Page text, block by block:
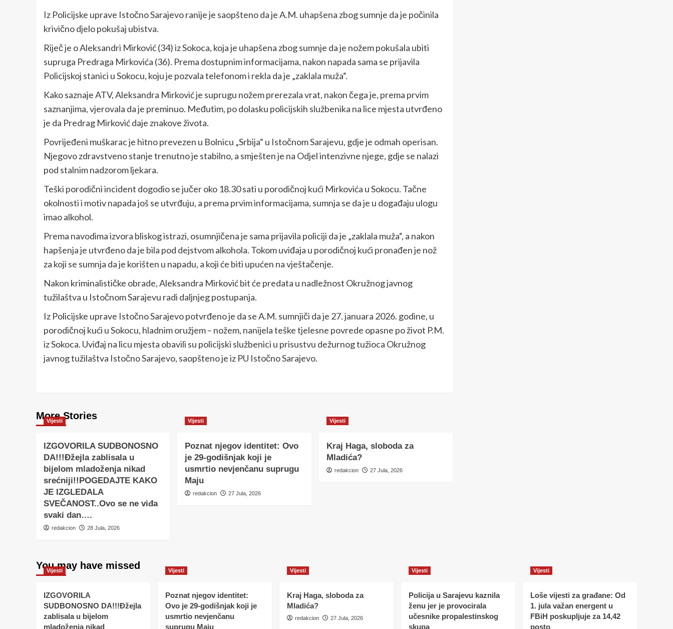
Iz Policijske uprave Istočno Sarajevo ranije je saopšteno da je A.M. uhapšena zbog sumnje da je počinila
krivično djelo pokušaj ubistva.
Riječ je o Aleksandri Mirković (34) iz Sokoca, koja je uhapšena zbog sumnje da je nožem pokušala ubiti
supruga Predraga Mirkovića (36). Prema dostupnim informacijama, nakon napada sama se prijavila
Policijskoj stanici u Sokocu, koju je pozvala telefonom i rekla da je „zaklala muža“.
Kako saznaje ATV, Aleksandra Mirković je suprugu nožem prerezala vrat, nakon čega je, prema prvim
saznanjima, vjerovala da je preminuo. Međutim, po dolasku policijskih službenika na lice mjesta utvrđeno
je da Predrag Mirković daje znakove života.
Povrijeđeni muškarac je hitno prevezen u Bolnicu „Srbija“ u Istočnom Sarajevu, gdje je odmah operisan.
Njegovo zdravstveno stanje trenutno je stabilno, a smješten je na Odjel intenzivne njege, gdje se nalazi
pod stalnim nadzorom ljekara.
Teški porodični incident dogodio se jučer oko 18.30 sati u porodičnoj kući Mirkovića u Sokocu. Tačne
okolnosti i motiv napada još se utvrđuju, a prema prvim informacijama, sumnja se da je u događaju ulogu
imao alkohol.
Prema navodima izvora bliskog istrazi, osumnjičena je sama prijavila policiji da je „zaklala muža“, a nakon
hapšenja je utvrđeno da je bila pod dejstvom alkohola. Tokom uviđaja u porodičnoj kući pronađen je nož
za koji se sumnja da je korišten u napadu, a koji će biti upućen na vještačenje.
Nakon kriminalističke obrade, Aleksandra Mirković bit će predata u nadležnost Okružnog javnog
tužilaštva u Istočnom Sarajevu radi daljnjeg postupanja.
Iz Policijske uprave Istočno Sarajevo potvrđeno je da se A.M. sumnjiči da je 27. januara 2026. godine, u
porodičnoj kući u Sokocu, hladnim oružjem – nožem, nanijela teške tjelesne povrede opasne po život P.M.
iz Sokoca. Uviđaj na licu mjesta obavili su policijski službenici u prisustvu dežurnog tužioca Okružnog
javnog tužilaštva Istočno Sarajevo, saopšteno je iz PU Istočno Sarajevo.
More Stories
Vijesti
IZGOVORILA SUDBONOSNO
DA!!!Đžejla zablisala u
bijelom mladoženja nikad
srećniji!!POGEDAJTE KAKO
JE IZGLEDALA
SVEČANOST..Ovo se ne viđa
svaki dan….
redakcion 28 Jula, 2026
Vijesti
Poznat njegov identitet: Ovo
je 29-godišnjak koji je
usmrtio nevjenčanu suprugu
Maju
redakcion 27 Jula, 2026
Vijesti
Kraj Haga, sloboda za
Mladića?
redakcion 27 Jula, 2026
You may have missed
Vijesti
IZGOVORILA
SUDBONOSNO DA!!!Đžejla
zablisala u bijelom
mladoženja nikad
Vijesti
Poznat njegov identitet:
Ovo je 29-godišnjak koji je
usmrtio nevjenčanu
suprugu Maju
Vijesti
Kraj Haga, sloboda za
Mladića?
redakcion 27 Jula, 2026
Vijesti
Policija u Sarajevu kaznila
ženu jer je provocirala
učesnike propalestinskog
skupa
Vijesti
Loše vijesti za građane: Od
1. jula važan energent u
FBiH poskupljuje za 14,42
posto